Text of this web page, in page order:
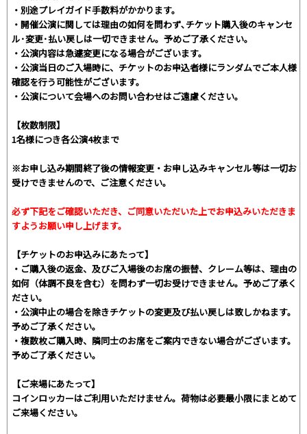
・別途プレイガイド手数料がかかります。
・開催公演に関しては理由の如何を問わず､チケット購入後のキャンセ
ル･変更･払い戻しは一切できません。予めご了承ください。
・公演内容は急遽変更になる場合がございます。
・公演当日のご入場時に、チケットのお申込者様にランダムでご本人様
確認を行う可能性がございます。
・公演について会場へのお問い合わせはご遠慮ください。
【枚数制限】
1名様につき各公演4枚まで
※お申し込み期間終了後の情報変更・お申し込みキャンセル等は一切お
受けできませんので、ご注意ください。
必ず下記をご確認いただき、ご同意いただいた上でお申込みいただきま
すようお願い申し上げます。
【チケットのお申込みにあたって】
・ご購入後の返金、及びご入場後のお席の振替、クレーム等は、理由の
如何（体調不良を含む）を問わず一切お受けできません。予めご了承く
ださい。
・公演中止の場合を除きチケットの変更及び払い戻しは致しかねます。
予めご了承ください。
・複数枚ご購入時、隣同士のお席をご案内できない場合がございます。
予めご了承ください。
【ご来場にあたって】
コインロッカーはご利用いただけません。荷物は必要最小限にまとめて
ご来場ください。